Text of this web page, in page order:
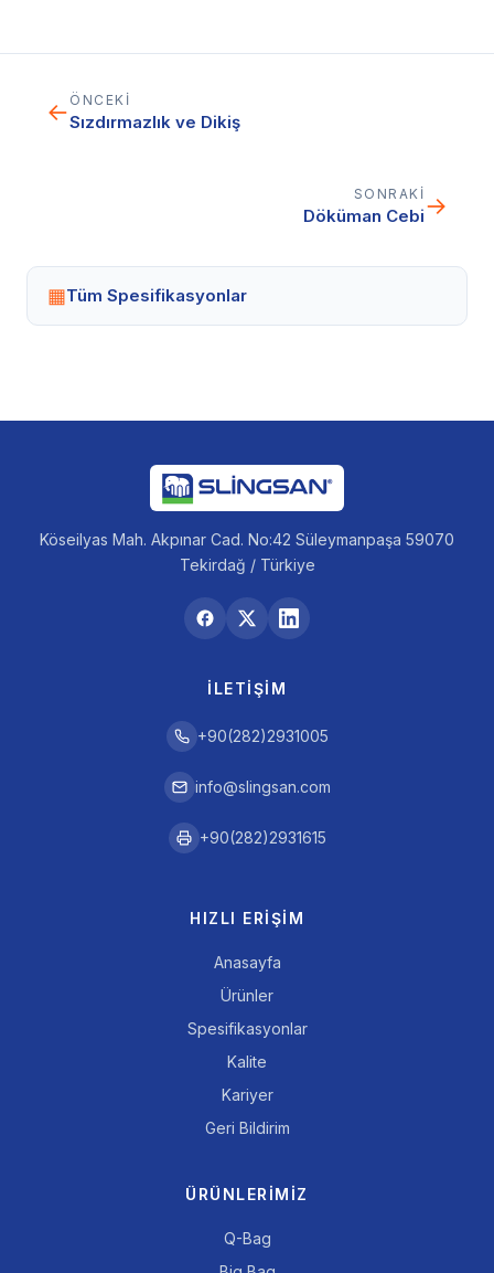
← ÖNCEKI
Sızdırmazlık ve Dikiş
▦Tüm Spesifikasyonlar
SONRAKI
Döküman Cebi→
Köseilyas Mah. Akpınar Cad. No:42 Süleymanpaşa 59070
Tekirdağ / Türkiye
İLETIŞIM
+90(282)2931005
info@slingsan.com
+90(282)2931615
HIZLI ERIŞIM
Anasayfa
Ürünler
Spesifikasyonlar
Kalite
Kariyer
Geri Bildirim
ÜRÜNLERIMIZ
Q-Bag